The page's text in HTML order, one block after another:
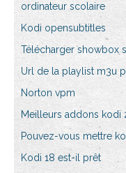
ordinateur scolaire
Kodi opensubtitles
Télécharger showbox
Url de la playlist m3u
Norton vpm
Meilleurs addons kodi
Pouvez-vous mettre
Kodi 18 est-il prêt